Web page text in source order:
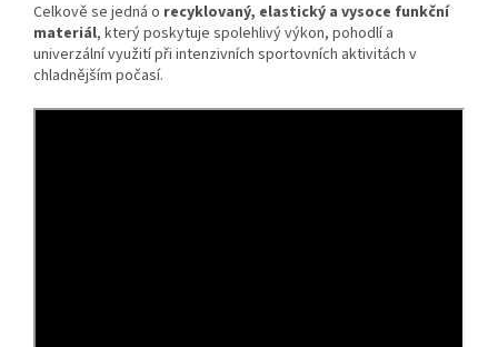
Celkově se jedná o recyklovaný, elastický a vysoce funkční
materiál, který poskytuje spolehlivý výkon, pohodlí a
univerzální využití při intenzivních sportovních aktivitách v
chladnějším počasí.